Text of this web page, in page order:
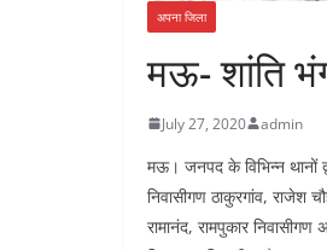
अपना जिला
मऊ- शांति
July 27, 2020 admin
मऊ। जनपद के विभिन्न थानों
निवासीगण ठाकुरगांव, राजेश
रामानंद, रामपुकार